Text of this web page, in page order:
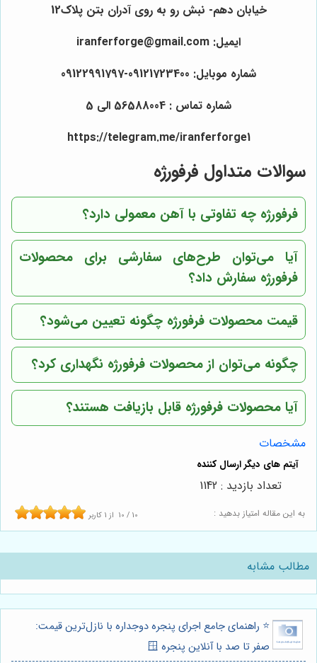
خیابان دهم- نبش رو به روی آدران بتن پلاک12
ایمیل: iranferforge@gmail.com
شماره موبایل: 09121723400-09122991797
شماره تماس : 56588004 الی 5
https://telegram.me/iranferforge1
سوالات متداول فرفورژه
فرفورژه چه تفاوتی با آهن معمولی دارد؟
آیا می‌توان طرح‌های سفارشی برای محصولات
فرفورژه سفارش داد؟
قیمت محصولات فرفورژه چگونه تعیین می‌شود؟
چگونه می‌توان از محصولات فرفورژه نگهداری کرد؟
آیا محصولات فرفورژه قابل بازیافت هستند؟
مشخصات
به این مقاله امتیاز بدهید : 10 / 10 از 1 کاربر
تعداد بازدید : 1142
مطالب مشابه
⭐️ راهنمای جامع اجرای پنجره دوجداره با نازل‌ترین قیمت:
صفر تا صد با آنلاین پنجره 🪟